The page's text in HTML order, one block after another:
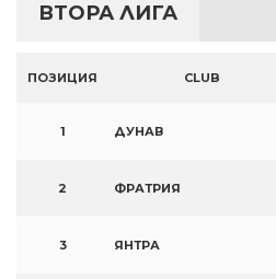
ВТОРА ЛИГА
ПОЗИЦИЯ CLUB
1 ДУНАВ
2 ФРАТРИЯ
3 ЯНТРА